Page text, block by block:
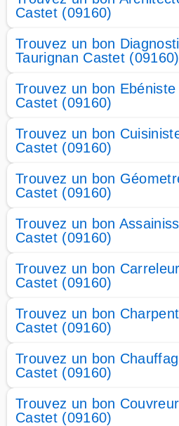
Castet (09160)
Trouvez un bon
Taurignan Castet (09160)
Trouvez un bon Ebéniste
Castet (09160)
Trouvez un bon
Castet (09160)
Trouvez un bon
Castet (09160)
Trouvez un bon
Castet (09160)
Trouvez un bon
Castet (09160)
Trouvez un bon
Castet (09160)
Trouvez un bon
Castet (09160)
Trouvez un bon
Castet (09160)